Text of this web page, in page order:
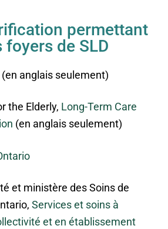
permettant
foyers de SLD
(en anglais seulement)
the Elderly, Long-Term Care
(en anglais seulement)
et ministère des Soins de
Services et soins à
et en établissement